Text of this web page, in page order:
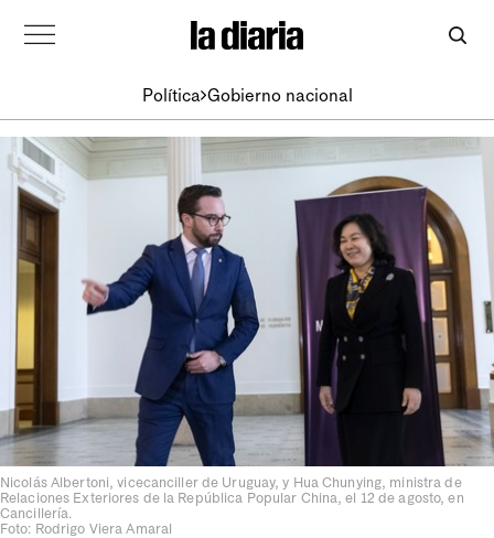
Política Gobierno nacional
Nicolás Albertoni, vicecanciller de Uruguay, y Hua Chunying, ministra de
Relaciones Exteriores de la República Popular China, el 12 de agosto, en
Cancillería.
Foto: Rodrigo Viera Amaral